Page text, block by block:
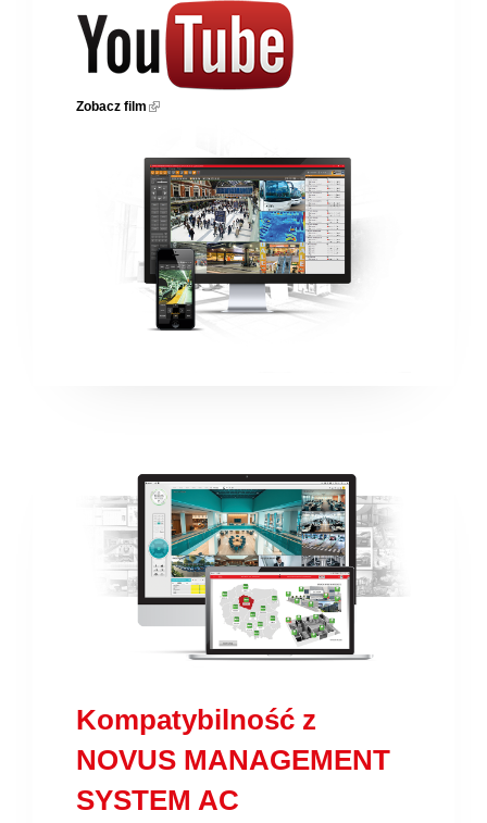
Zobacz film (link is external)
Kompatybilność z
NOVUS MANAGEMENT
SYSTEM AC